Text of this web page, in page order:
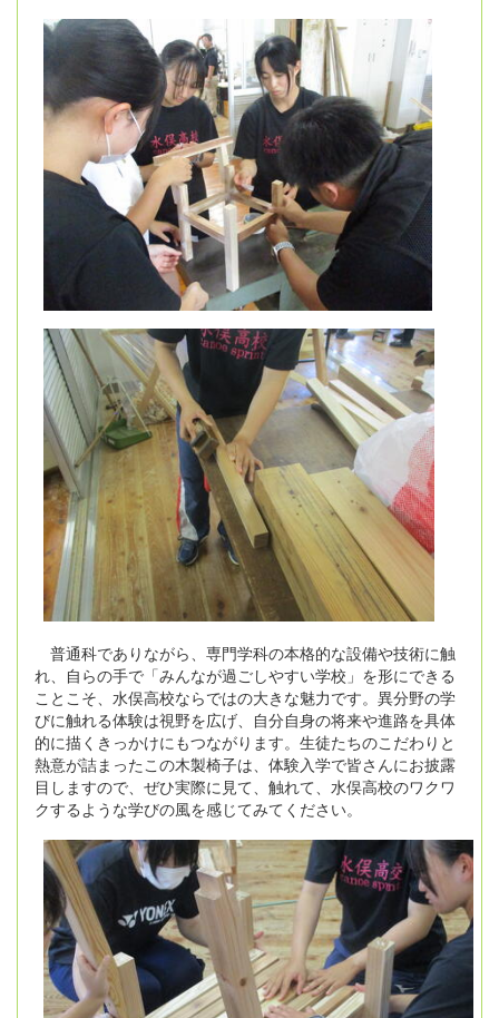
普通科でありながら、専門学科の本格的な設備や技術に触
れ、自らの手で「みんなが過ごしやすい学校」を形にできる
ことこそ、水俣高校ならではの大きな魅力です。異分野の学
びに触れる体験は視野を広げ、自分自身の将来や進路を具体
的に描くきっかけにもつながります。生徒たちのこだわりと
熱意が詰まったこの木製椅子は、体験入学で皆さんにお披露
目しますので、ぜひ実際に見て、触れて、水俣高校のワクワ
クするような学びの風を感じてみてください。